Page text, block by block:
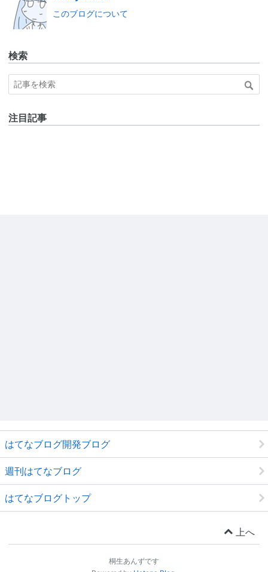
このブログについて
検索
注目記事
はてなブログ開発ブログ
週刊はてなブログ
はてなブログトップ
上へ
桐生あんずです